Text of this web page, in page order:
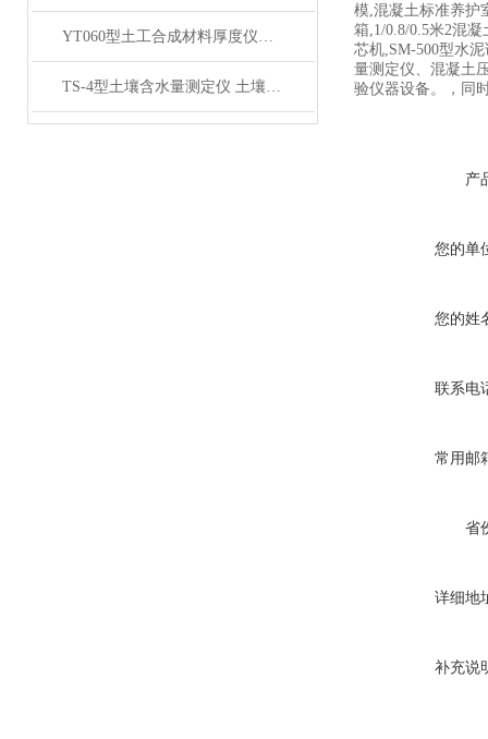
YT060型土工合成材料厚度仪产品展示
TS-4型土壤含水量测定仪 土壤湿度密度仪 产品展示
模,混凝土标准养护
箱,1/0.8/0.5米2混
芯机,SM-500型水
量测定仪、混凝土
验仪器设备。，同
产
您的单
您的姓
联系电
常用邮
省
详细地
补充说